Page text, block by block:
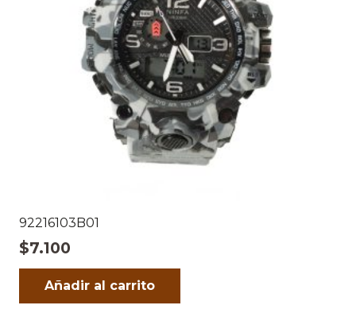
92216103B01
$7.100
Añadir al carrito